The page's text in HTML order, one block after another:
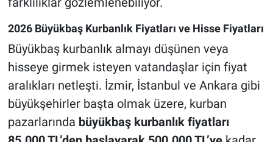
2026 Büyükbaş Kurbanlık Fiyatları ve Hisse Fiyatları
Büyükbaş kurbanlık almayı düşünen veya
hisseye girmek isteyen vatandaşlar için fiyat
aralıkları netleşti. İzmir, İstanbul ve Ankara gibi
büyükşehirler başta olmak üzere, kurban
pazarlarında büyükbaş kurbanlık fiyatları